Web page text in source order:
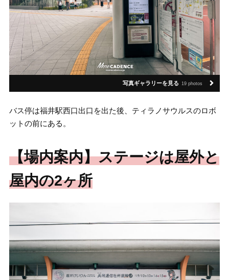
写真ギャラリーを見る 19 photos
バス停は福井駅西口出口を出た後、ティラノサウルスのロボ
ットの前にある。
【場内案内】ステージは屋外と
屋内の2ヶ所